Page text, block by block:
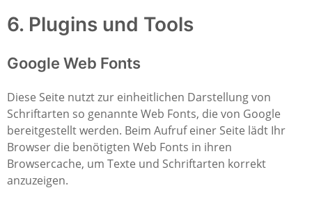
6. Plugins und Tools
Google Web Fonts
Diese Seite nutzt zur einheitlichen Darstellung von
Schriftarten so genannte Web Fonts, die von Google
bereitgestellt werden. Beim Aufruf einer Seite lädt Ihr
Browser die benötigten Web Fonts in ihren
Browsercache, um Texte und Schriftarten korrekt
anzuzeigen.